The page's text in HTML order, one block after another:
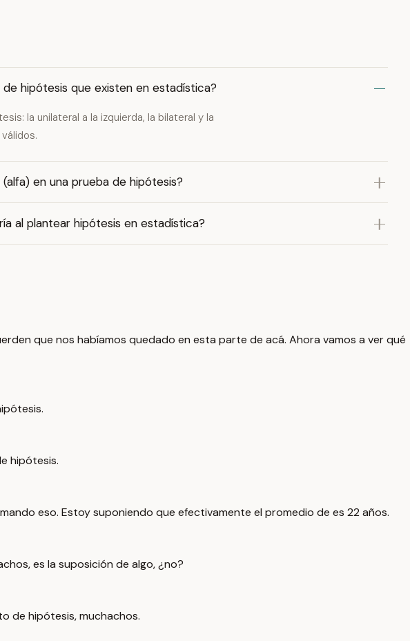
hipótesis que existen en estadística?
la unilateral a la izquierda, la bilateral y la
en una prueba de hipótesis?
al plantear hipótesis en estadística?
que nos habíamos quedado en esta parte de acá. Ahora vamos a ver qué
hipótesis.
eso. Estoy suponiendo que efectivamente el promedio de es 22 años.
es la suposición de algo, ¿no?
de hipótesis, muchachos.